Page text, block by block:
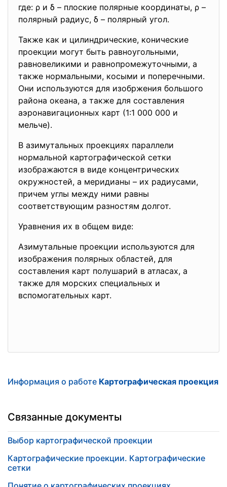
где: ρ и δ – плоские полярные координаты, ρ –
полярный радиус, δ – полярный угол.
Также как и цилиндрические, конические
проекции могут быть равноугольными,
равновеликими и равнопромежуточными, а
также нормальными, косыми и поперечными.
Они используются для изобржения большого
района океана, а также для составления
аэронавигационных карт (1:1 000 000 и
мельче).
В азимутальных проекциях параллели
нормальной картографической сетки
изображаются в виде концентрических
окружностей, а меридианы – их радиусами,
причем углы между ними равны
соответствующим разностям долгот.
Уравнения их в общем виде:
Азимутальные проекции используются для
изображения полярных областей, для
составления карт полушарий в атласах, а
также для морских специальных и
вспомогательных карт.
Информация о работе Картографическая проекция
Связанные документы
Выбор картографической проекции
Картографические проекции. Картографические
сетки